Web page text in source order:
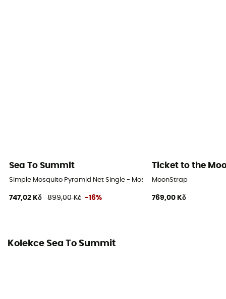
Sea To Summit
Simple Mosquito Pyramid Net Single - Moskytiéra
747,02 Kč 899,00 Kč -16%
Ticket to the
MoonStrap
769,00 Kč
Kolekce Sea To Summit